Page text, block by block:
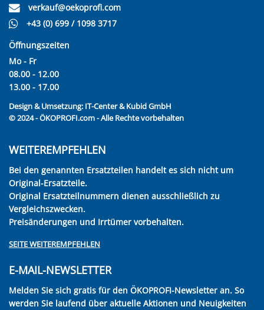
verkauf@oekoprofi.com
+43 (0) 699 / 1098 3717
Öffnungszeiten
Mo - Fr
08.00 - 12.00
13.00 - 17.00
Design & Umsetzung: IT-Center & Kubid GmbH
© 2024 - ÖKOPROFI.com - Alle Rechte vorbehalten
WEITEREMPFEHLEN
Bei den genannten Ersatzteilen handelt es sich nicht um
Original-Ersatzteile.
Original Ersatzteilnummern dienen ausschließlich zu
Vergleichszwecken.
Preisänderungen und Irrtümer vorbehalten.
SEITE WEITEREMPFEHLEN
E-MAIL-NEWSLETTER
Melden Sie sich gratis für den ÖKOPROFI-Newsletter an. So
werden Sie laufend über aktuelle Aktionen und Neuigkeiten